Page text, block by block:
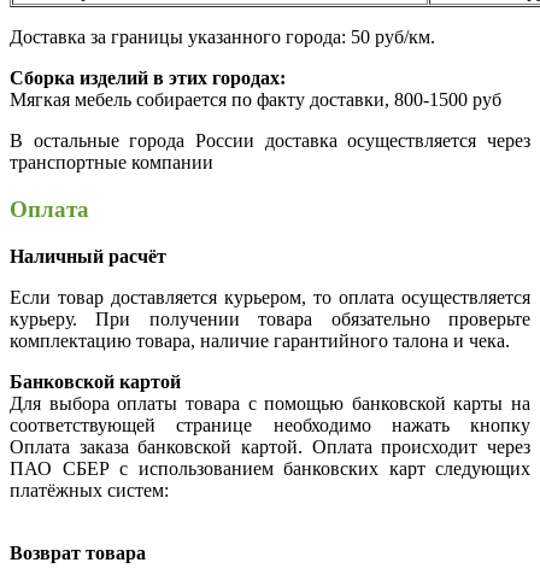
Доставка за границы указанного города: 50 руб/км.
Сборка изделий в этих городах:
Мягкая мебель собирается по факту доставки, 800-1500 руб
В остальные города России доставка осуществляется через
транспортные компании
Оплата
Наличный расчёт
Если товар доставляется курьером, то оплата осуществляется
курьеру. При получении товара обязательно проверьте
комплектацию товара, наличие гарантийного талона и чека.
Банковской картой
Для выбора оплаты товара с помощью банковской карты на
соответствующей странице необходимо нажать кнопку
Оплата заказа банковской картой. Оплата происходит через
ПАО СБЕР с использованием банковских карт следующих
платёжных систем:
Возврат товара